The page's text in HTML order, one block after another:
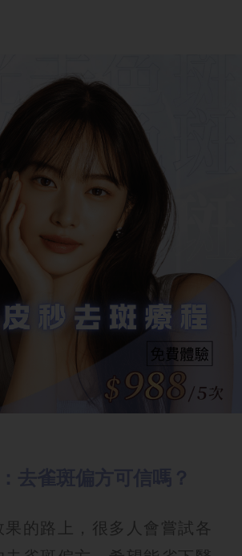
的路上，很多人會嘗試各